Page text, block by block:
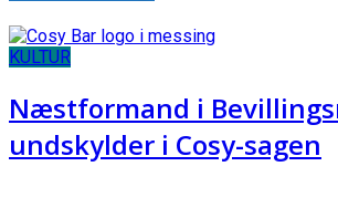
KULTUR
Næstformand i
undskylder i Cosy-sagen